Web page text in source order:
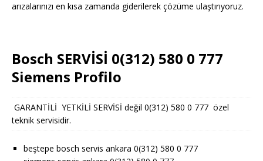
arızalarınızı en kısa zamanda giderilerek çözüme ulaştırıyoruz.
Bosch SERVİSİ 0(312) 580 0 777
Siemens Profilo
GARANTİLİ YETKİLİ SERVİSİ değil 0(312) 580 0 777 özel
teknik servisidir.
beştepe bosch servis ankara 0(312) 580 0 777